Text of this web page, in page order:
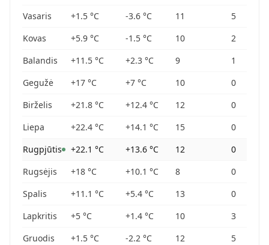
Vasaris
+1.5 °C -3.6 °C 11
5
Kovas
+5.9 °C -1.5 °C 10
2
Balandis
+11.5 °C +2.3 °C 9
1
Gegužė
+17 °C +7 °C 10
0
Birželis
+21.8 °C +12.4 °C 12
0
Liepa
+22.4 °C +14.1 °C 15
0
Rugpjūtis
+22.1 °C +13.6 °C 12
0
Rugsėjis
+18 °C +10.1 °C 8
0
Spalis
+11.1 °C +5.4 °C 13
0
Lapkritis
+5 °C +1.4 °C 10
3
Gruodis
+1.5 °C -2.2 °C 12 5